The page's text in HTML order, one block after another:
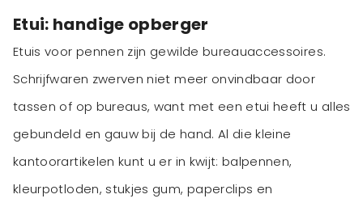
Etui: handige opberger
Etuis voor pennen zijn gewilde bureauaccessoires.
Schrijfwaren zwerven niet meer onvindbaar door
tassen of op bureaus, want met een etui heeft u alles
gebundeld en gauw bij de hand. Al die kleine
kantoorartikelen kunt u er in kwijt: balpennen,
kleurpotloden, stukjes gum, paperclips en